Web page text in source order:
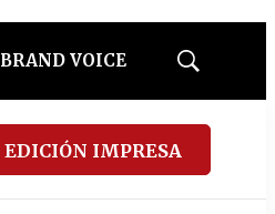
BRAND VOICE
Mostrar
EDICIÓN IMPRESA